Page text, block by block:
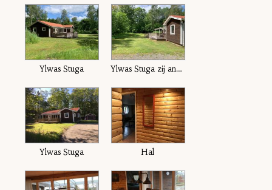
Ylwas Stuga Ylwas Stuga zij anngezicht
Ylwas Stuga Hal